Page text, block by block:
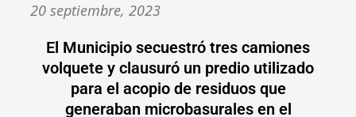
20 septiembre, 2023
El Municipio secuestró tres camiones
volquete y clausuró un predio utilizado
para el acopio de residuos que
generaban microbasurales en el